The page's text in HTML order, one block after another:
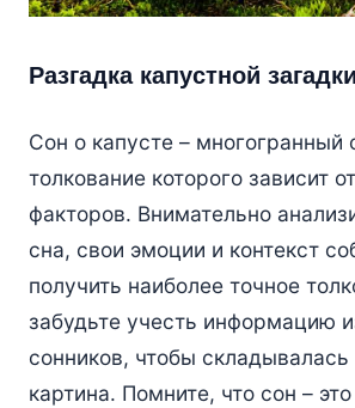
Разгадка капустной загадки
Сон о капусте – многогранный
толкование которого зависит
факторов. Внимательно
сна, свои эмоции и контекст
получить наиболее точное
забудьте учесть информацию
сонников, чтобы складывалась
картина. Помните, что сон –